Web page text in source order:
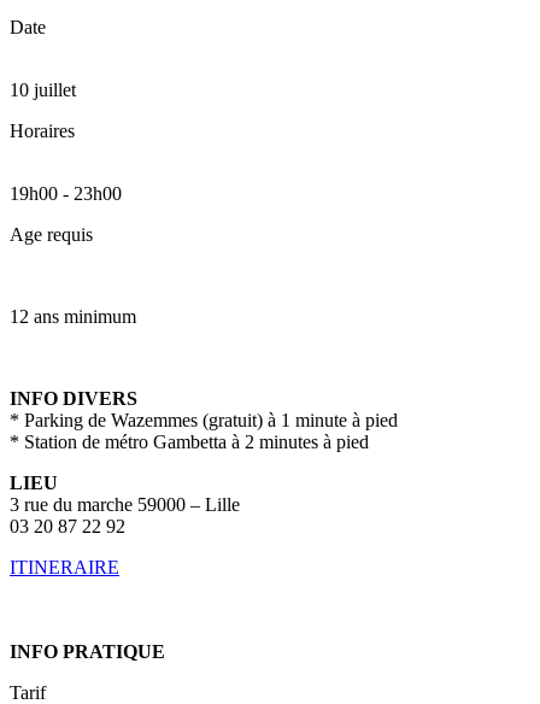
Date
10 juillet
Horaires
19h00 - 23h00
Age requis
12 ans minimum
INFO DIVERS
* Parking de Wazemmes (gratuit) à 1 minute à pied
* Station de métro Gambetta à 2 minutes à pied
LIEU
3 rue du marche 59000 – Lille
03 20 87 22 92
ITINERAIRE
INFO PRATIQUE
Tarif